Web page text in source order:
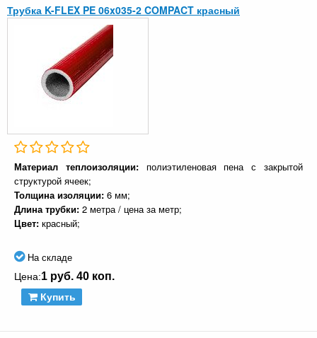
Трубка K-FLEX PE 06x035-2 COMPACT красный
Материал теплоизоляции: полиэтиленовая пена с закрытой
структурой ячеек;
Толщина изоляции: 6 мм;
Длина трубки: 2 метра / цена за метр;
Цвет: красный;
На складе
Цена:1 руб. 40 коп.
Купить